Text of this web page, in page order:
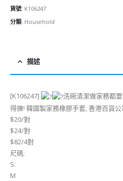
貨號: K106247
分類: Household
描述
[K106247] 洗碗清潔做家務都
得揀! 韓國製家務橡膠手套, 香港百貨
$20/對
$24/對
$82/4對
尺碼;
S:
M